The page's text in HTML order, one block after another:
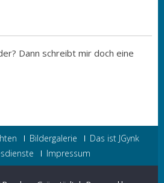
Dann schreibt mir doch eine
Bildergalerie
Das ist JGynk
Impressum